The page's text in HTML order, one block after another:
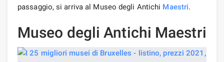
passaggio, si arriva al Museo degli Antichi Maestri.
Museo degli Antichi Maestri